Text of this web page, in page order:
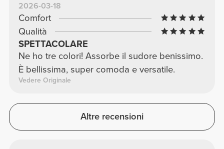
2026-03-18
Comfort
Qualità
SPETTACOLARE
Ne ho tre colori! Assorbe il sudore benissimo.
È bellissima, super comoda e versatile.
Vedere Originale
Altre recensioni